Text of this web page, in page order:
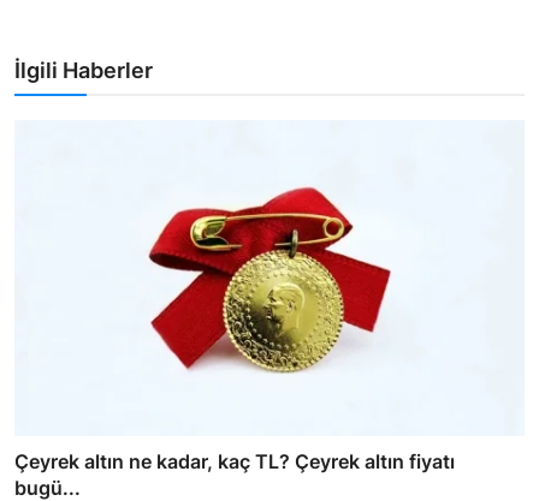
İlgili Haberler
Çeyrek altın ne kadar, kaç TL? Çeyrek altın fiyatı
bugü...